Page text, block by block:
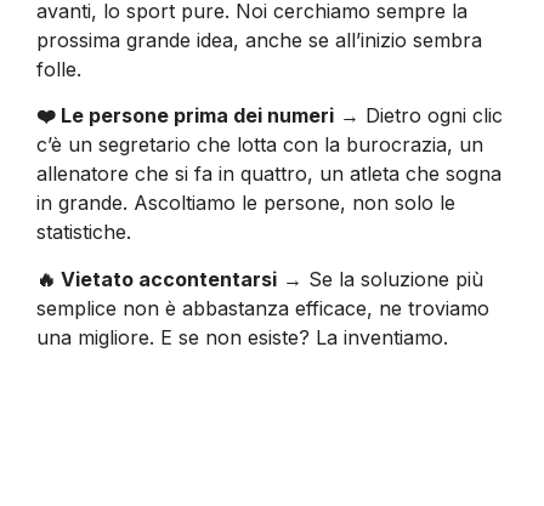
avanti, lo sport pure. Noi cerchiamo sempre la
prossima grande idea, anche se all’inizio sembra
folle.
❤️ Le persone prima dei numeri → Dietro ogni clic
c’è un segretario che lotta con la burocrazia, un
allenatore che si fa in quattro, un atleta che sogna
in grande. Ascoltiamo le persone, non solo le
statistiche.
🔥 Vietato accontentarsi → Se la soluzione più
semplice non è abbastanza efficace, ne troviamo
una migliore. E se non esiste? La inventiamo.